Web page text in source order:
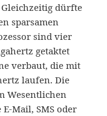
dürfte
sparsamen
sind vier
getaktet
verbaut, die mit
laufen. Die
Wesentlichen
Mail, SMS oder